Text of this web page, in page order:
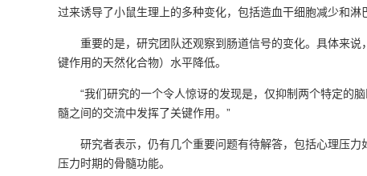
过来诱导了小鼠生理上的多种变化，包括造血干细胞减少和淋
重要的是，研究团队还观察到肠道信号的变化。具体来说
键作用的天然化合物）水平降低。
“我们研究的一个令人惊讶的发现是，仅抑制两个特定的脑
髓之间的交流中发挥了关键作用。”
研究者表示，仍有几个重要问题有待解答，包括心理压力
压力时期的骨髓功能。